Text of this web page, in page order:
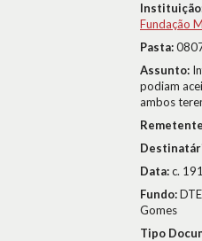
Fundação
Pasta:
Assunto:
podiam
ambos
Data:c.
Fundo:
Gomes
Tipo